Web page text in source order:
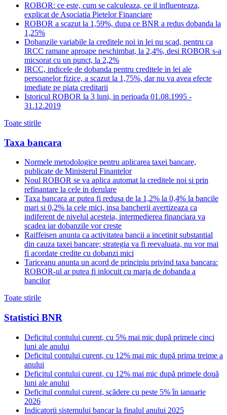
ROBOR: ce este, cum se calculeaza, ce il influenteaza,
explicat de Asociatia Pietelor Financiare
ROBOR a scazut la 1,59%, dupa ce BNR a redus dobanda la
1,25%
Dobanzile variabile la creditele noi in lei nu scad, pentru ca
IRCC ramane aproape neschimbat, la 2,4%, desi ROBOR s-a
micsorat cu un punct, la 2,2%
IRCC, indicele de dobanda pentru creditele in lei ale
persoanelor fizice, a scazut la 1,75%, dar nu va avea efecte
imediate pe piata creditarii
Istoricul ROBOR la 3 luni, in perioada 01.08.1995 -
31.12.2019
Toate stirile
Taxa bancara
Normele metodologice pentru aplicarea taxei bancare,
publicate de Ministerul Finantelor
Noul ROBOR se va aplica automat la creditele noi si prin
refinantare la cele in derulare
Taxa bancara ar putea fi redusa de la 1,2% la 0,4% la bancile
mari si 0,2% la cele mici, insa bancherii avertizeaza ca
indiferent de nivelul acesteia, intermedierea financiara va
scadea iar dobanzile vor creste
Raiffeisen anunta ca activitatea bancii a incetinit substantial
din cauza taxei bancare; strategia va fi reevaluata, nu vor mai
fi acordate credite cu dobanzi mici
Tariceanu anunta un acord de principiu privind taxa bancara:
ROBOR-ul ar putea fi inlocuit cu marja de dobanda a
bancilor
Toate stirile
Statistici BNR
Deficitul contului curent, cu 5% mai mic după primele cinci
luni ale anului
Deficitul contului curent, cu 12% mai mic după prima treime a
anului
Deficitul contului curent, cu 12% mai mic după primele două
luni ale anului
Deficitul contului curent, scădere cu peste 5% în ianuarie
2026
Indicatorii sistemului bancar la finalul anului 2025